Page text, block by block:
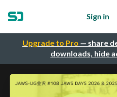
Upgrade to Pro — share
downloads, hide
Sign in